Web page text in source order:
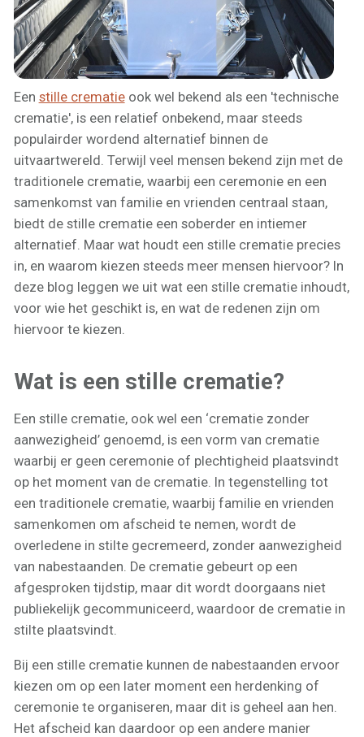
Een stille crematieook wel bekend als een 'technische
crematie', is een relatief onbekend, maar steeds
populairder wordend alternatief binnen de
uitvaartwereld. Terwijl veel mensen bekend zijn met de
traditionele crematie, waarbij een ceremonie en een
samenkomst van familie en vrienden centraal staan,
biedt de stille crematie een soberder en intiemer
alternatief. Maar wat houdt een stille crematie precies
in, en waarom kiezen steeds meer mensen hiervoor? In
deze blog leggen we uit wat een stille crematie inhoudt,
voor wie het geschikt is, en wat de redenen zijn om
hiervoor te kiezen.
Wat is een stille crematie?
Een stille crematie, ook wel een ‘crematie zonder
aanwezigheid’ genoemd, is een vorm van crematie
waarbij er geen ceremonie of plechtigheid plaatsvindt
op het moment van de crematie. In tegenstelling tot
een traditionele crematie, waarbij familie en vrienden
samenkomen om afscheid te nemen, wordt de
overledene in stilte gecremeerd, zonder aanwezigheid
van nabestaanden. De crematie gebeurt op een
afgesproken tijdstip, maar dit wordt doorgaans niet
publiekelijk gecommuniceerd, waardoor de crematie in
stilte plaatsvindt.
Bij een stille crematie kunnen de nabestaanden ervoor
kiezen om op een later moment een herdenking of
ceremonie te organiseren, maar dit is geheel aan hen.
Het afscheid kan daardoor op een andere manier